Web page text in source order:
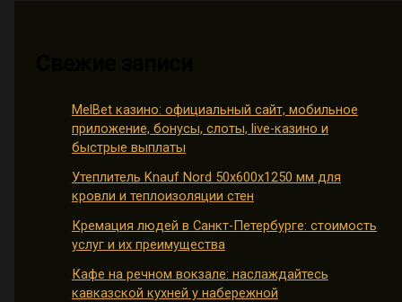
MelBet казино: официальный сайт, мобильное
приложение, бонусы, слоты, live-казино и
быстрые выплаты
Утеплитель Knauf Nord 50х600х1250 мм для
кровли и теплоизоляции стен
Кремация людей в Санкт-Петербурге: стоимость
услуг и их преимущества
Кафе на речном вокзале: наслаждайтесь
кавказской кухней у набережной